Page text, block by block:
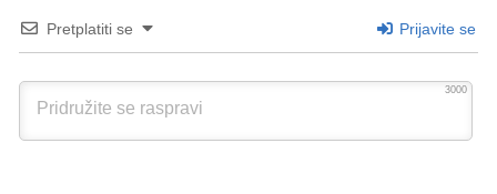
Pretplatiti se Prijavite se
3000